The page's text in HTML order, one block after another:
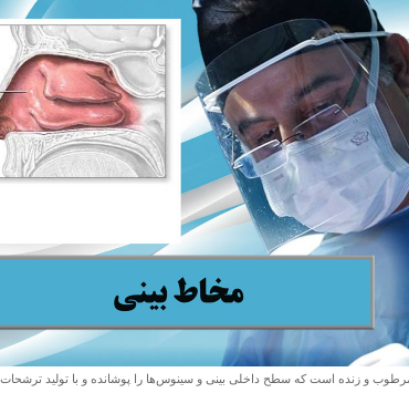
مرطوب و زنده است که سطح داخلی بینی و سینوس‌ها را پوشانده و با تولید